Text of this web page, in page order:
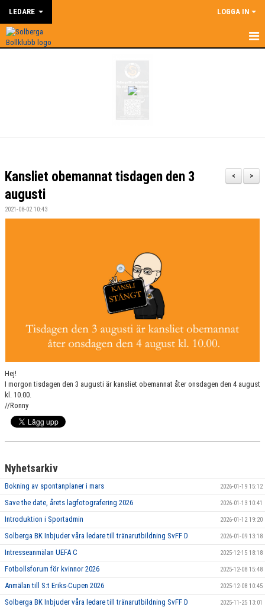
LEDARE LOGGA IN
KONTAKT
>
<
Kansliet obemannat tisdagen den 3
augusti
2021-08-02 10:43
Hej!
I morgon tisdagen den 3 augusti är kansliet obemannat åter onsdagen den 4 august
kl. 10.00.
//Ronny
Nyhetsarkiv
Bokning av spontanplaner i mars 2026-01-19 15:12
Save the date, årets lagfotografering 2026 2026-01-13 10:41
Introduktion i Sportadmin 2026-01-12 19:20
Solberga BK Inbjuder våra ledare till tränarutbildning SvFF D 2026-01-09 13:18
Intresseanmälan UEFA C 2025-12-15 18:18
Fotbollsforum för kvinnor 2026 2025-12-08 15:48
Anmälan till S:t Eriks-Cupen 2026 2025-12-08 10:45
Solberga BK Inbjuder våra ledare till tränarutbildning SvFF D 2025-11-25 13:01